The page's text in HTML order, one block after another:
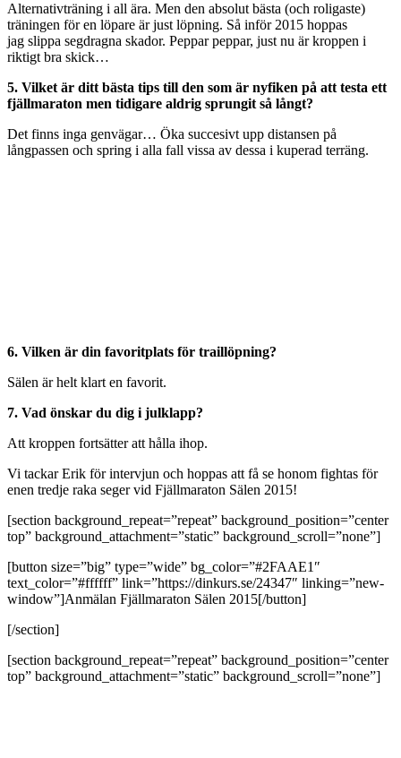
Alternativträning i all ära. Men den absolut bästa (och roligaste)
träningen för en löpare är just löpning. Så inför 2015 hoppas
jag slippa segdragna skador. Peppar peppar, just nu är kroppen i
riktigt bra skick…
5. Vilket är ditt bästa tips till den som är nyfiken på att testa ett
fjällmaraton men tidigare aldrig sprungit så långt?
Det finns inga genvägar… Öka succesivt upp distansen på
långpassen och spring i alla fall vissa av dessa i kuperad terräng.
6. Vilken är din favoritplats för traillöpning?
Sälen är helt klart en favorit.
7. Vad önskar du dig i julklapp?
Att kroppen fortsätter att hålla ihop.
Vi tackar Erik för intervjun och hoppas att få se honom fightas för
enen tredje raka seger vid Fjällmaraton Sälen 2015!
[section background_repeat=”repeat” background_position=”center
top” background_attachment=”static” background_scroll=”none”]
[button size=”big” type=”wide” bg_color=”#2FAAE1″
text_color=”#ffffff” link=”https://dinkurs.se/24347″ linking=”new-
window”]Anmälan Fjällmaraton Sälen 2015[/button]
[/section]
[section background_repeat=”repeat” background_position=”center
top” background_attachment=”static” background_scroll=”none”]